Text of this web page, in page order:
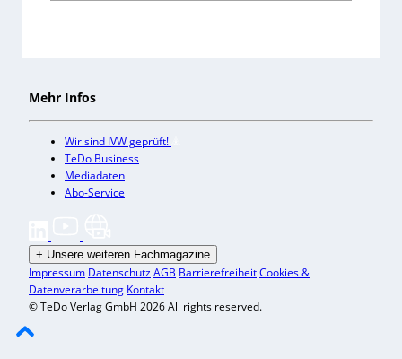
Mehr Infos
Wir sind IVW geprüft!
TeDo Business
Mediadaten
Abo-Service
+ Unsere weiteren Fachmagazine
Impressum DatenschutzAGB BarrierefreiheitCookies &
Datenverarbeitung Kontakt
© TeDo Verlag GmbH 2026 All rights reserved.